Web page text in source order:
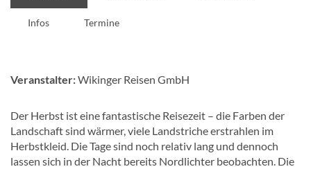
Infos Termine
Veranstalter:Wikinger Reisen GmbH
Der Herbst ist eine fantastische Reisezeit – die Farben der
Landschaft sind wärmer, viele Landstriche erstrahlen im
Herbstkleid. Die Tage sind noch relativ lang und dennoch
lassen sich in der Nacht bereits Nordlichter beobachten. Die